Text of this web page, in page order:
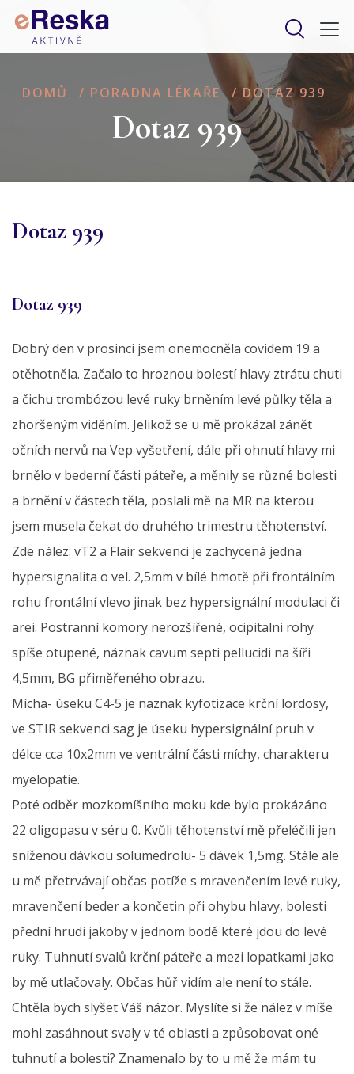
DOMŮ / PORADNA LÉKAŘE / DOTAZ 939
Dotaz 939
Dotaz 939
Dotaz 939
Dobrý den v prosinci jsem onemocněla covidem 19 a
otěhotněla. Začalo to hroznou bolestí hlavy ztrátu chuti
a čichu trombózou levé ruky brněním levé půlky těla a
zhoršeným viděním. Jelikož se u mě prokázal zánět
očních nervů na Vep vyšetření, dále při ohnutí hlavy mi
brnělo v bederní části páteře, a měnily se různé bolesti
a brnění v částech těla, poslali mě na MR na kterou
jsem musela čekat do druhého trimestru těhotenství.
Zde nález: vT2 a Flair sekvenci je zachycená jedna
hypersignalita o vel. 2,5mm v bílé hmotě při frontálním
rohu frontální vlevo jinak bez hypersignální modulaci či
arei. Postranní komory nerozšířené, ocipitalni rohy
spíše otupené, náznak cavum septi pellucidi na šíři
4,5mm, BG přiměřeného obrazu.
Mícha- úseku C4-5 je naznak kyfotizace krční lordosy,
ve STIR sekvenci sag je úseku hypersignální pruh v
délce cca 10x2mm ve ventrální části míchy, charakteru
myelopatie.
Poté odběr mozkomíšního moku kde bylo prokázáno
22 oligopasu v séru 0. Kvůli těhotenství mě přeléčili jen
sníženou dávkou solumedrolu- 5 dávek 1,5mg. Stále ale
u mě přetrvávají občas potíže s mravenčením levé ruky,
mravenčení beder a končetin při ohybu hlavy, bolesti
přední hrudi jakoby v jednom bodě které jdou do levé
ruky. Tuhnutí svalů krční páteře a mezi lopatkami jako
by mě utlačovaly. Občas hůř vidím ale není to stále.
Chtěla bych slyšet Váš názor. Myslíte si že nález v míše
mohl zasáhnout svaly v té oblasti a způsobovat oné
tuhnutí a bolesti? Znamenalo by to u mě že mám tu